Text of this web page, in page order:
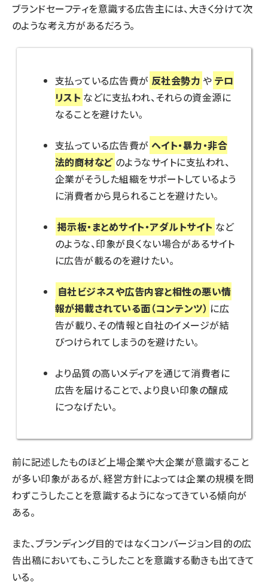
ブランドセーフティを意識する広告主には、大きく分けて次
のような考え方があるだろう。
支払っている広告費が 反社会勢力 や テロ
リスト などに支払われ、それらの資金源に
なることを避けたい。
支払っている広告費が ヘイト・暴力・非合
法的商材など のようなサイトに支払われ、
企業がそうした組織をサポートしているよう
に消費者から見られることを避けたい。
掲示板・まとめサイト・アダルトサイト など
のような、印象が良くない場合があるサイト
に広告が載るのを避けたい。
自社ビジネスや広告内容と相性の悪い情
報が掲載されている面（コンテンツ） に広
告が載り、その情報と自社のイメージが結
びつけられてしまうのを避けたい。
より品質の高いメディアを通じて消費者に
広告を届けることで、より良い印象の醸成
につなげたい。
前に記述したものほど上場企業や大企業が意識すること
が多い印象があるが、経営方針によっては企業の規模を問
わずこうしたことを意識するようになってきている傾向が
ある。
また、ブランディング目的ではなくコンバージョン目的の広
告出稿においても、こうしたことを意識する動きも出てきて
いる。